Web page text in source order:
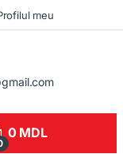
meu
0 MDL